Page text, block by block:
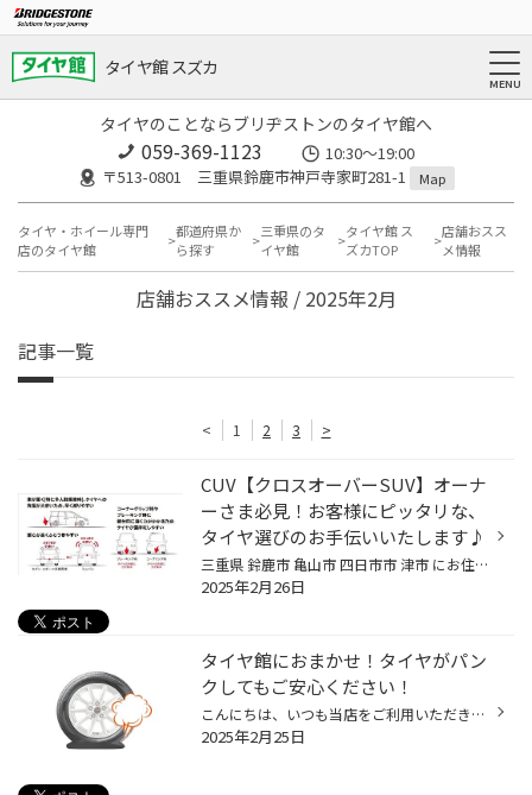
タイヤ館 スズカ
タイヤのことならブリヂストンのタイヤ館へ
059-369-1123
10:30～19:00
〒513-0801 三重県鈴鹿市神戸寺家町281-1
Map
タイヤ・ホイール専門
店のタイヤ館
都道府県か
ら探す
三重県のタ
イヤ館
タイヤ館 ス
ズカTOP
店舗おスス
メ情報
店舗おススメ情報 / 2025年2月
記事一覧
< 1 2 3 >
CUV【クロスオーバーSUV】オーナ
ーさま必見！お客様にピッタリな、
タイヤ選びのお手伝いいたします♪
三重県 鈴鹿市 亀山市 四日市市 津市 にお住まいの皆様 並びに当ブログをご覧のお客様 こんにちは！ 中央道路沿いにあります 【タイヤ館スズカ】です！ CUVの夏タイヤ選びで お悩みのみなさまへ。 オススメのタイヤを紹介いたします♪ CUVとは （クロスオーバーユーティリティビークル） または （ク...
2025年2月26日
タイヤ館におまかせ！タイヤがパン
クしてもご安心ください！
こんにちは、いつも当店をご利用いただきありがとうございます。 タイヤがパンクしてしまったこと、ありますか？ 突然、タイヤがパンク！想像するだけで、本当に怖いですよね。 今日は、おクルマのタイヤがパンクしてしまった時の対処法について タイヤのプロの目線からご案内できればと思います。 ...
2025年2月25日